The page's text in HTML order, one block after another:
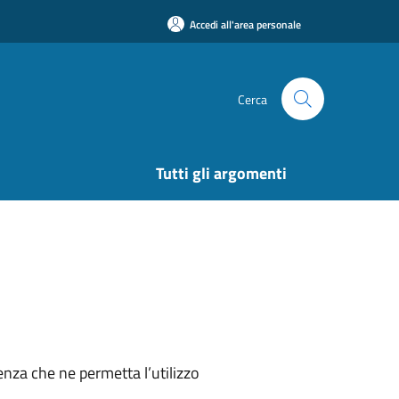
Accedi all'area personale
Cerca
Tutti gli argomenti
che ne permetta l’utilizzo